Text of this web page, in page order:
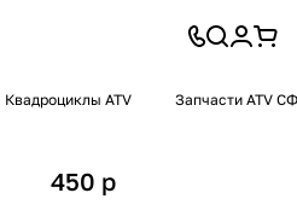
Квадроциклы ATV Запчасти ATV СФ
450 p